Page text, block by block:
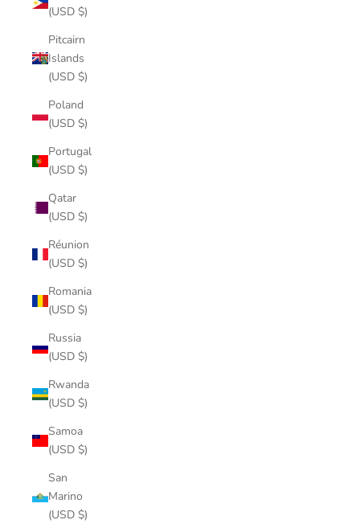
(USD $)
Pitcairn
Islands
(USD $)
Poland
(USD $)
Portugal
(USD $)
Qatar
(USD $)
Réunion
(USD $)
Romania
(USD $)
Russia
(USD $)
Rwanda
(USD $)
Samoa
(USD $)
San
Marino
(USD $)